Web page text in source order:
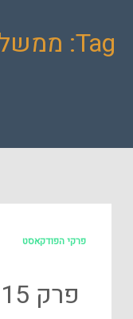
Tag: ממשלת ישראל
פרקי הפודקאסט